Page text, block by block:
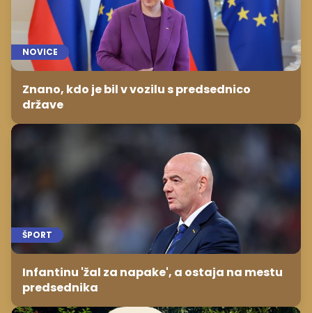
NOVICE
Znano, kdo je bil v vozilu s predsednico
države
ŠPORT
Infantinu 'žal za napake', a ostaja na mestu
predsednika